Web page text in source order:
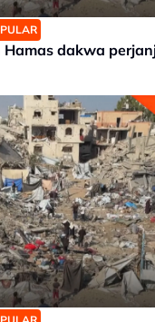
dakwa